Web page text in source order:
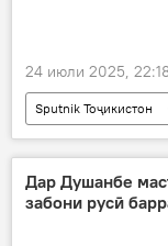
24 июли 2025,
Sputnik Тоҷикистон
Дар Душанбе
забони русӣ